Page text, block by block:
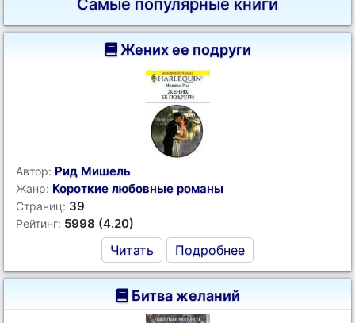
Самые популярные книги
Жених ее подруги
Автор: Рид Мишель
Жанр: Короткие любовные романы
Страниц: 39
Рейтинг: 5998 (4.20)
Читать Подробнее
Битва желаний